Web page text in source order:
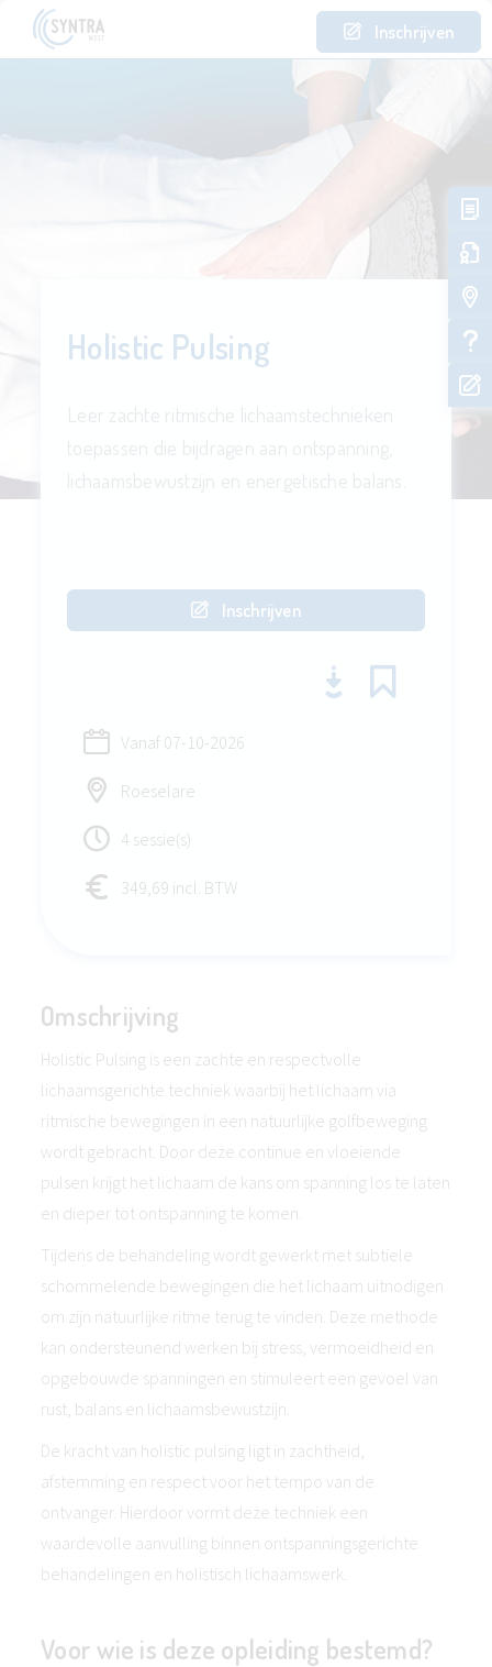
Inschrijven
Holistic Pulsing
Inschrijven
Vanaf 07-10-2026
Roeselare
4 sessie(s)
349,69 incl. BTW
Omschrijving
Holistic Pulsing is een zachte en respectvolle
lichaamsgerichte techniek waarbij het lichaam via
ritmische bewegingen in een natuurlijke golfbeweging
wordt gebracht. Door deze continue en vloeiende
pulsen krijgt het lichaam de kans om spanning los te laten
en dieper tot ontspanning te komen.
Tijdens de behandeling wordt gewerkt met subtiele
schommelende bewegingen die het lichaam uitnodigen
om zijn natuurlijke ritme terug te vinden. Deze methode
kan ondersteunend werken bij stress, vermoeidheid en
opgebouwde spanningen en stimuleert een gevoel van
rust, balans en lichaamsbewustzijn.
De kracht van holistic pulsing ligt in zachtheid,
afstemming en respect voor het tempo van de
ontvanger. Hierdoor vormt deze techniek een
waardevolle aanvulling binnen ontspanningsgerichte
behandelingen en holistisch lichaamswerk.
Voor wie is deze opleiding bestemd?